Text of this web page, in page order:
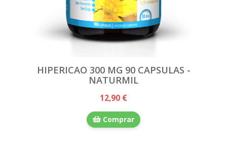
HIPERICAO 300 MG 90 CAPSULAS -
NATURMIL
12,90 €
Comprar